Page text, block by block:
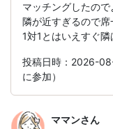
マッチングしたので
隣が近すぎるので
1対1とはいえすぐ隣
投稿日時：2026-
に参加）
ママンさん